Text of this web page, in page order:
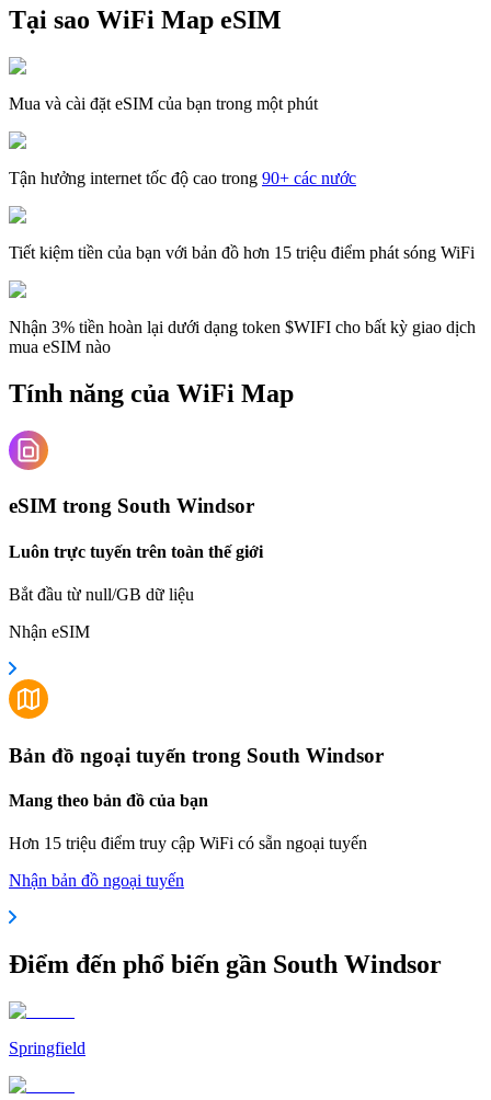
Tại sao WiFi Map eSIM
Mua và cài đặt eSIM của bạn trong một phút
Tận hưởng internet tốc độ cao trong 90+ các nước
Tiết kiệm tiền của bạn với bản đồ hơn 15 triệu điểm phát sóng WiFi
Nhận 3% tiền hoàn lại dưới dạng token $WIFI cho bất kỳ giao dịch
mua eSIM nào
Tính năng của WiFi Map
eSIM trong South Windsor
Luôn trực tuyến trên toàn thế giới
Bắt đầu từ null/GB dữ liệu
Nhận eSIM
Bản đồ ngoại tuyến trong South Windsor
Mang theo bản đồ của bạn
Hơn 15 triệu điểm truy cập WiFi có sẵn ngoại tuyến
Nhận bản đồ ngoại tuyến
Điểm đến phổ biến gần South Windsor
Springfield